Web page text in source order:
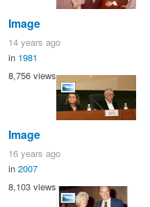
Image
14 years ago
in 1981
8,756 views
Image
16 years ago
in 2007
8,103 views